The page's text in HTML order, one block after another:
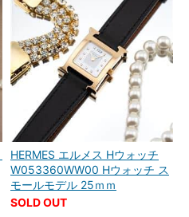
HERMES エルメス Hウォッチ
W053360WW00 Hウォッチ ス
モールモデル 25ｍｍ
SOLD OUT